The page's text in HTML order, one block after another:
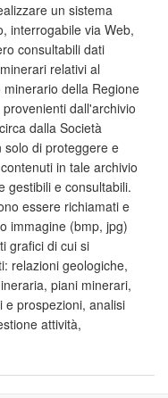
un sistema
interrogabile via Web,
consultabili dati
relativi al
minerario della Regione
dall'archivio
dalla Società
solo di proteggere e
in tale archivio
gestibili e consultabili.
essere richiamati e
immagine (bmp, jpg)
grafici di cui si
relazioni geologiche,
piani minerari,
e prospezioni, analisi
attività,